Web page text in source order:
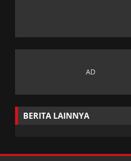
BERITA LAINNYA